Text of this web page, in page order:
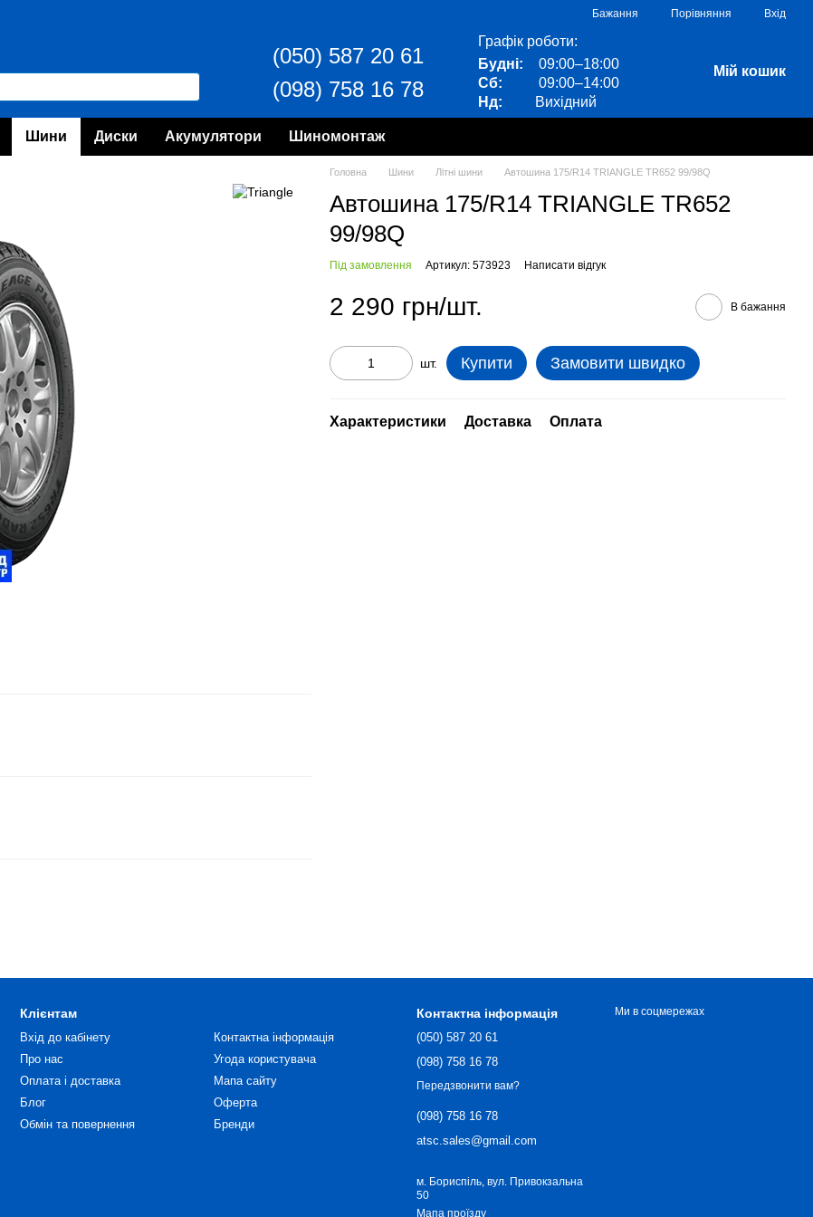
Бажання Порівняння Вхід
(050) 587 20 61
(098) 758 16 78
Графік роботи:
Будні:
09:00–18:00
Сб:
09:00–14:00
Нд:
Вихідний
Мій кошик
Шини Диски Акумулятори Шиномонтаж
Головна Шини Літні шини Автошина 175/R14 TRIANGLE TR652 99/98Q
Автошина 175/R14 TRIANGLE TR652
99/98Q
Під замовлення Артикул: 573923 Написати відгук
2 290 грн/шт. В бажання
шт. Купити Замовити швидко
Характеристики Доставка Оплата
Клієнтам
Вхід до кабінету
Про нас
Оплата і доставка
Блог
Обмін та повернення
Контактна інформація
Угода користувача
Мапа сайту
Оферта
Бренди
Контактна інформація
(050) 587 20 61
(098) 758 16 78
Передзвонити вам?
(098) 758 16 78
atsc.sales@gmail.com
м. Бориспіль, вул. Привокзальна
50
Мапа проїзду
Ми в соцмережах